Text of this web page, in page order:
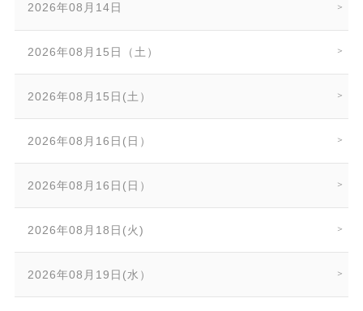
2026年08月14日
2026年08月15日（土）
2026年08月15日(土）
2026年08月16日(日）
2026年08月16日(日）
2026年08月18日(火)
2026年08月19日(水）